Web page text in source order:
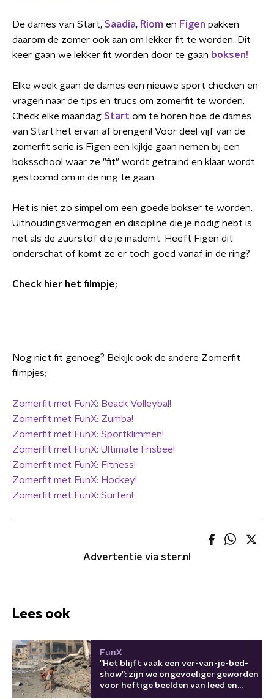
De dames van Start, Saadia, Riom en Figen pakken
daarom de zomer ook aan om lekker fit te worden. Dit
keer gaan we lekker fit worden door te gaan boksen!
Elke week gaan de dames een nieuwe sport checken en
vragen naar de tips en trucs om zomerfit te worden.
Check elke maandag Start om te horen hoe de dames
van Start het ervan af brengen! Voor deel vijf van de
zomerfit serie is Figen een kijkje gaan nemen bij een
boksschool waar ze "fit" wordt getraind en klaar wordt
gestoomd om in de ring te gaan.
Het is niet zo simpel om een goede bokser te worden.
Uithoudingsvermogen en discipline die je nodig hebt is
net als de zuurstof die je inademt. Heeft Figen dit
onderschat of komt ze er toch goed vanaf in de ring?
Check hier het filmpje;
Nog niet fit genoeg? Bekijk ook de andere Zomerfit
filmpjes;
Zomerfit met FunX: Beack Volleybal!
Zomerfit met FunX: Zumba!
Zomerfit met FunX: Sportklimmen!
Zomerfit met FunX: Ultimate Frisbee!
Zomerfit met FunX: Fitness!
Zomerfit met FunX: Hockey!
Zomerfit met FunX: Surfen!
Advertentie via ster.nl
Lees ook
FunX
"Het blijft vaak een ver-van-je-bed-
show": zijn we ongevoeliger geworden
voor heftige beelden van leed en